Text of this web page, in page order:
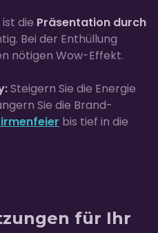
ist die Präsentation durch
Bei der Enthüllung
nötigen Wow-Effekt.
Steigern Sie die Energie
Sie die Brand-
bis tief in die
für Ihr